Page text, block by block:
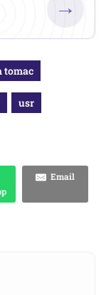
→
tomac
usr
Email